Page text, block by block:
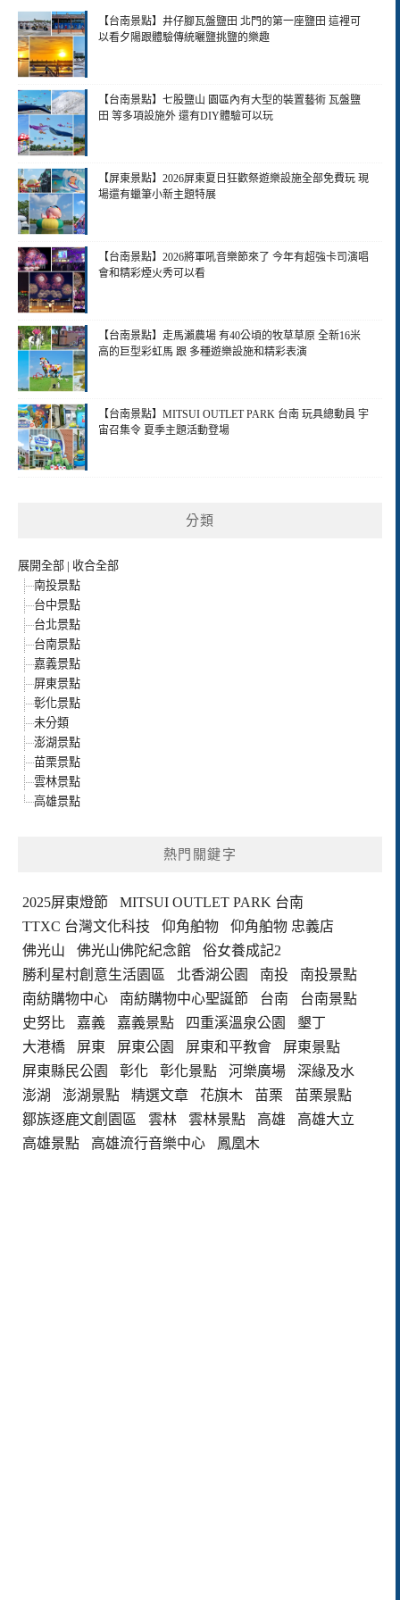
【台南景點】井仔腳瓦盤鹽田 北門的第一座鹽田 這裡可
以看夕陽跟體驗傳統曬鹽挑鹽的樂趣
【台南景點】七股鹽山 園區內有大型的裝置藝術 瓦盤鹽
田 等多項設施外 還有DIY體驗可以玩
【屏東景點】2026屏東夏日狂歡祭遊樂設施全部免費玩 現
場還有蠟筆小新主題特展
【台南景點】2026將軍吼音樂節來了 今年有超強卡司演唱
會和精彩煙火秀可以看
【台南景點】走馬瀨農場 有40公頃的牧草草原 全新16米
高的巨型彩虹馬 跟 多種遊樂設施和精彩表演
【台南景點】MITSUI OUTLET PARK 台南 玩具總動員 宇
宙召集令 夏季主題活動登場
分類
展開全部 | 收合全部
南投景點
台中景點
台北景點
台南景點
嘉義景點
屏東景點
彰化景點
未分類
澎湖景點
苗栗景點
雲林景點
高雄景點
熱門關鍵字
2025屏東燈節
MITSUI OUTLET PARK 台南
TTXC 台灣文化科技
仰角舶物
仰角舶物 忠義店
佛光山
佛光山佛陀紀念館
俗女養成記2
勝利星村創意生活園區
北香湖公園 南投
南投景點
南紡購物中心
南紡購物中心聖誕節 台南
台南景點
史努比
嘉義 嘉義景點 四重溪溫泉公園
墾丁
大港橋
屏東 屏東公園 屏東和平教會
屏東景點
屏東縣民公園
彰化 彰化景點 河樂廣場
深緣及水
澎湖
澎湖景點 精選文章 花旗木 苗栗
苗栗景點
鄒族逐鹿文創園區
雲林 雲林景點 高雄
高雄大立
高雄景點
高雄流行音樂中心 鳳凰木